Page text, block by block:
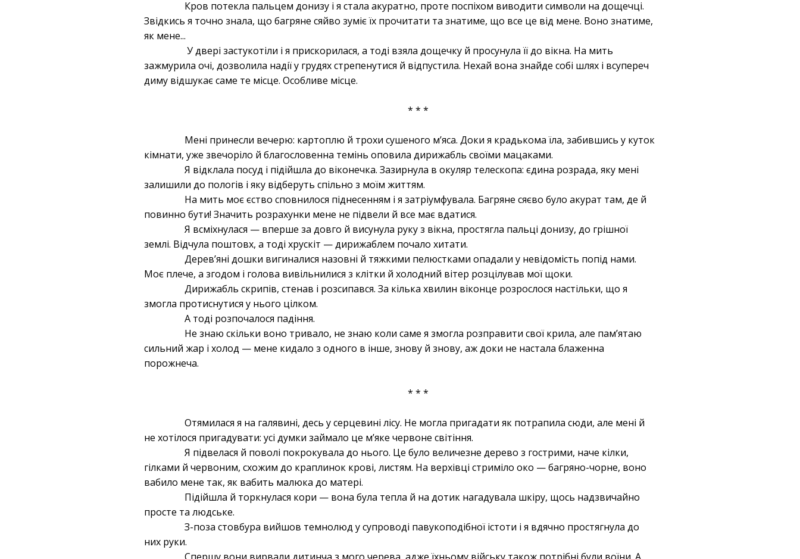
Кров потекла пальцем донизу і я стала акуратно, проте поспіхом виводити символи на дощечці.
Звідкись я точно знала, що багряне сяйво зуміє їх прочитати та знатиме, що все це від мене. Воно знатиме,
як мене...
У двері застукотіли і я прискорилася, а тоді взяла дощечку й просунула її до вікна. На мить
зажмурила очі, дозволила надії у грудях стрепенутися й відпустила. Нехай вона знайде собі шлях і всупереч
диму відшукає саме те місце. Особливе місце.
* * *
Мені принесли вечерю: картоплю й трохи сушеного м’яса. Доки я крадькома їла, забившись у куток
кімнати, уже звечоріло й благословенна темінь оповила дирижабль своїми мацаками.
Я відклала посуд і підійшла до віконечка. Зазирнула в окуляр телескопа: єдина розрада, яку мені
залишили до пологів і яку відберуть спільно з моїм життям.
На мить моє єство сповнилося піднесенням і я затріумфувала. Багряне сяєво було акурат там, де й
повинно бути! Значить розрахунки мене не підвели й все має вдатися.
Я всміхнулася — вперше за довго й висунула руку з вікна, простягла пальці донизу, до грішної
землі. Відчула поштовх, а тоді хрускіт — дирижаблем почало хитати.
Дерев’яні дошки вигиналися назовні й тяжкими пелюстками опадали у невідомість попід нами.
Моє плече, а згодом і голова вивільнилися з клітки й холодний вітер розцілував мої щоки.
Дирижабль скрипів, стенав і розсипався. За кілька хвилин віконце розрослося настільки, що я
змогла протиснутися у нього цілком.
А тоді розпочалося падіння.
Не знаю скільки воно тривало, не знаю коли саме я змогла розправити свої крила, але пам’ятаю
сильний жар і холод — мене кидало з одного в інше, знову й знову, аж доки не настала блаженна
порожнеча.
* * *
Отямилася я на галявині, десь у серцевині лісу. Не могла пригадати як потрапила сюди, але мені й
не хотілося пригадувати: усі думки займало це м’яке червоне світіння.
Я підвелася й поволі покрокувала до нього. Це було величезне дерево з гострими, наче кілки,
гілками й червоним, схожим до краплинок крові, листям. На верхівці стриміло око — багряно-чорне, воно
вабило мене так, як вабить малюка до матері.
Підійшла й торкнулася кори — вона була тепла й на дотик нагадувала шкіру, щось надзвичайно
просте та людське.
З-поза стовбура вийшов темнолюд у супроводі павукоподібної істоти і я вдячно простягнула до
них руки.